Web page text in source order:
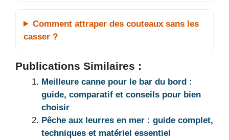
Comment attraper des couteaux sans les
casser ?
Publications Similaires :
Meilleure canne pour le bar du bord :
guide, comparatif et conseils pour bien
choisir
Pêche aux leurres en mer : guide complet,
techniques et matériel essentiel